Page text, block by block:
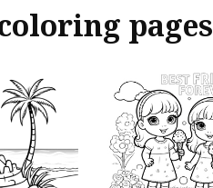
pages